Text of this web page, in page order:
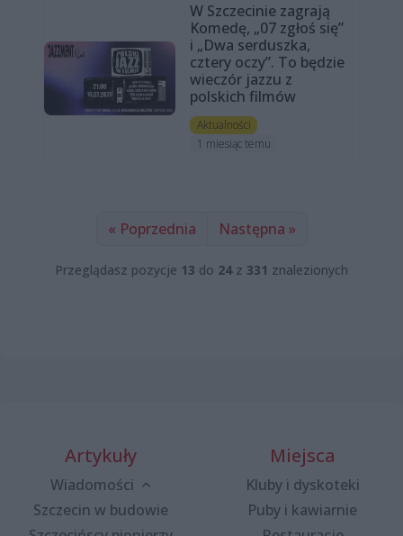
W Szczecinie zagrają
Komedę, „07 zgłoś się”
i „Dwa serduszka,
cztery oczy”. To będzie
wieczór jazzu z
polskich filmów
Aktualności
1 miesiąc temu
« Poprzednia Następna »
Przeglądasz pozycje 13 do 24z 331 znalezionych
Artykuły
Wiadomości
Szczecin w budowie
Miejsca
Kluby i dyskoteki
Puby i kawiarnie